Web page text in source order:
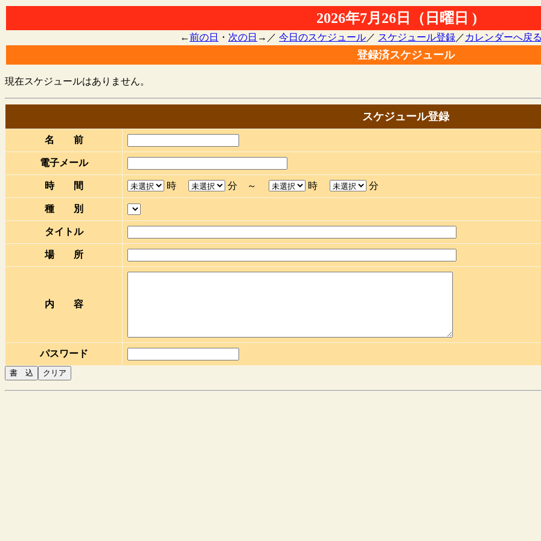
2026年7月26日（日曜日 )
←前の日 ・ 次の日 →／ 今日のスケジュール／ スケジュール登録／ カレンダーへ戻る
登録済スケジュール
現在スケジュールはありません。
スケジュール登録
名 前
電子メール
時 間 時 分 ～ 時 分
種 別
タイトル
場 所
内 容
パスワード